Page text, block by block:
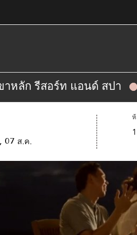
าหลัก รีสอร์ท แอนด์ สปา
07 ส.ค.
ห้
1